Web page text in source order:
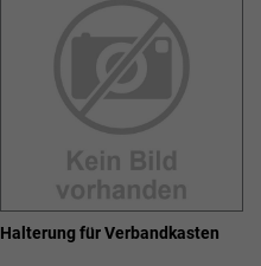
Halterung für Verbandkasten